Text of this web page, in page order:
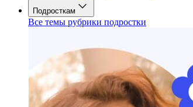
Подросткам
Все темы рубрики подростки